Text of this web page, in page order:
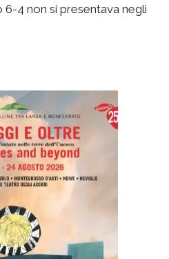
4 non si presentava negli